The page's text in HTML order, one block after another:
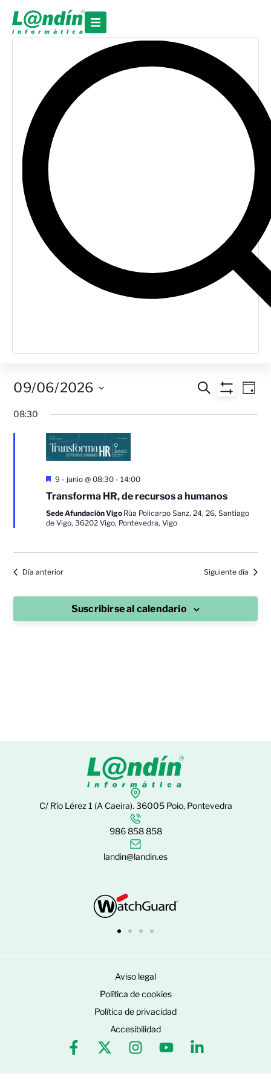
de
de
Buscar
Día
09/06/2026
fecha.
08:30
Destacado
9 - junio @ 08:30 -14:00
Transforma HR, de recursos a humanos
Sede Afundación Vigo Rúa Policarpo Sanz, 24, 26, Santiago
de Vigo, 36202 Vigo, Pontevedra, Vigo
Día anterior Siguiente día
Suscribirse al calendario
C/ Río Lérez 1 (A Caeira). 36005 Poio, Pontevedra
986 858 858
landin@landin.es
Aviso legal
Política de cookies
Política de privacidad
Accesibilidad